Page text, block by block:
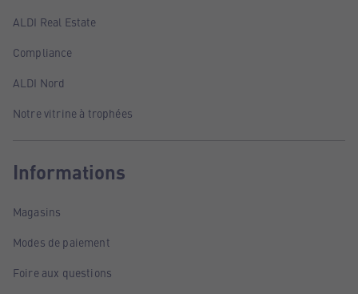
ALDI Real Estate
Compliance
ALDI Nord
Notre vitrine à trophées
Informations
Magasins
Modes de paiement
Foire aux questions